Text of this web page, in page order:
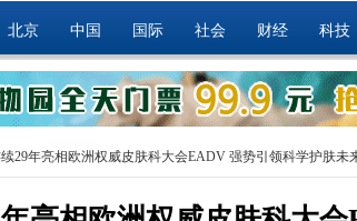
北京 中国 国际 社会 财经 科技
29年亮相欧洲权威皮肤科大会EADV 强势引领科学护肤未